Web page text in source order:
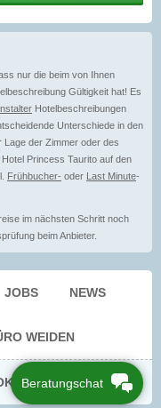
nur die beim von Ihnen
Gültigkeit hat! Es
Hotelbeschreibungen
Unterschiede in den
Lage der Zimmer oder des
Princess Taurito auf den
Frühbucher- oder Last Minute-
im nächsten Schritt noch
beim Anbieter.
JOBS NEWS
WEIDEN
EINWILLIGUNG
Beratungschat